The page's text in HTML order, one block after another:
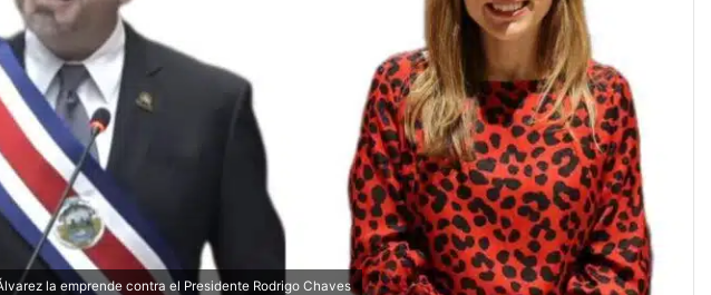
la emprende contra el Presidente Rodrigo Chaves